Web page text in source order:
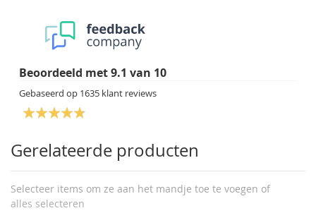
Beoordeeld met9.1 van 10
Gebaseerd op 1635 klant reviews
Gerelateerde producten
Selecteer items om ze aan het mandje toe te voegen of
alles selecteren